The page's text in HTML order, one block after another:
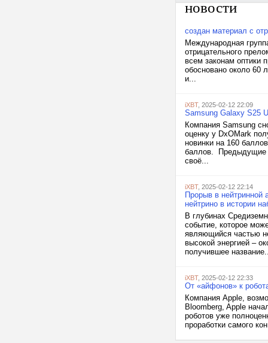
новости
создан материал с
Международная
отрицательного
всем законам оптики
обосновано около 60
и...
iXBT, 2025-02-12 22:09
Samsung Galaxy S25
Компания Samsung
оценку у DxOMark
новинки на 160
баллов. Предыдущие
своё...
iXBT, 2025-02-12 22:14
Прорыв в нейтринной
нейтрино в истории
В глубинах
событие, которое
являющийся частью
высокой энергией –
получившее
iXBT, 2025-02-12 22:33
От «айфонов» к
Компания Apple,
Bloomberg, Apple
роботов уже
проработки самого